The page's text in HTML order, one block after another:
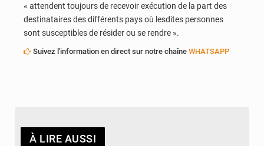
« attendent toujours de recevoir exécution de la part des
destinataires des différents pays où lesdites personnes
sont susceptibles de résider ou se rendre ».
Suivez l'information en direct sur notre chaîne WHATSAPP
À LIRE AUSSI